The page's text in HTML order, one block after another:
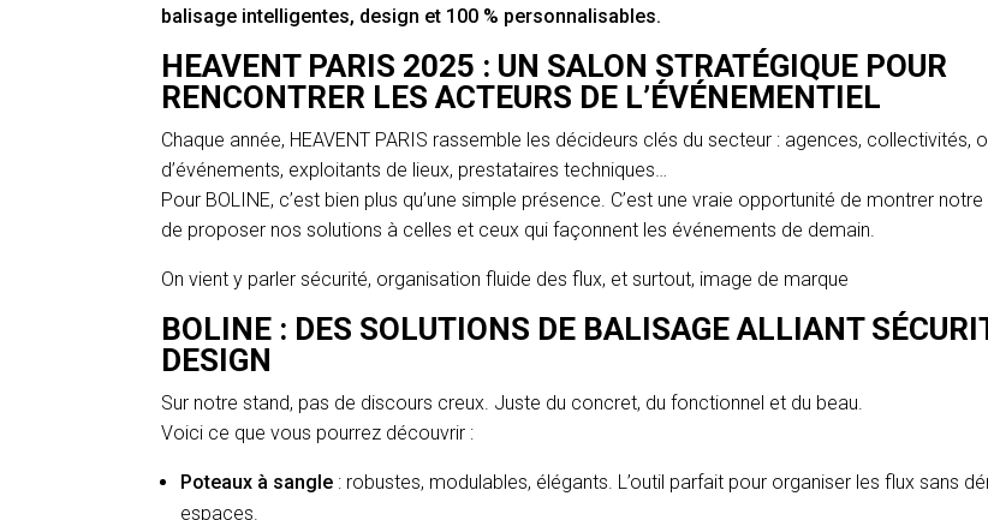
balisage intelligentes, design et 100 % personnalisables.
HEAVENT PARIS 2025 : UN SALON STRATÉGIQUE POUR
RENCONTRER LES ACTEURS DE L’ÉVÉNEMENTIEL
Chaque année, HEAVENT PARIS rassemble les décideurs clés du secteur : agences, collectivités,
d’événements, exploitants de lieux, prestataires techniques…
Pour BOLINE, c’est bien plus qu’une simple présence. C’est une vraie opportunité de montrer
de proposer nos solutions à celles et ceux qui façonnent les événements de demain.
On vient y parler sécurité, organisation fluide des flux, et surtout, image de marque
BOLINE : DES SOLUTIONS DE BALISAGE ALLIANT
DESIGN
Sur notre stand, pas de discours creux. Juste du concret, du fonctionnel et du beau.
Voici ce que vous pourrez découvrir :
Poteaux à sangle : robustes, modulables, élégants. L’outil parfait pour organiser les flux sans
espaces.